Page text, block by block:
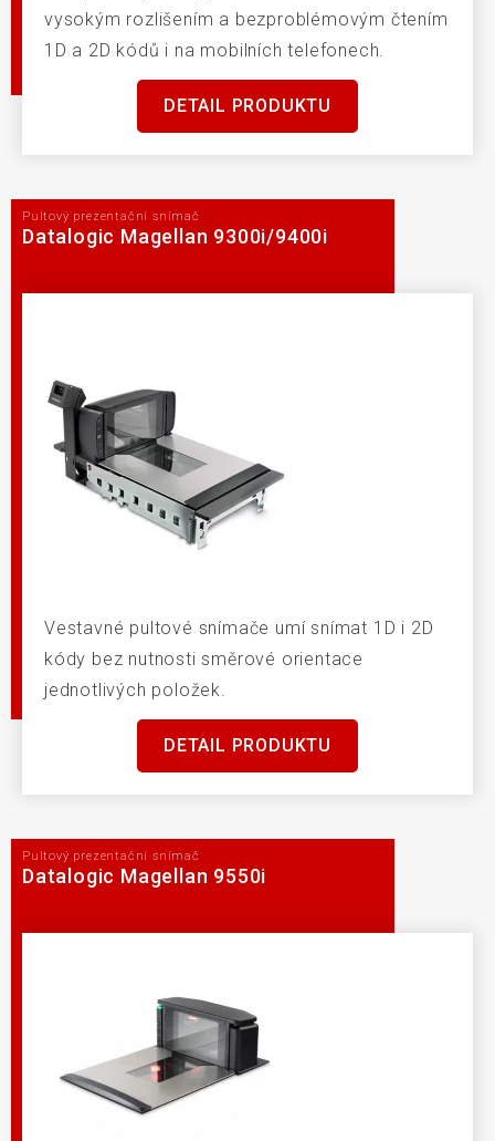
vysokým rozlišením a bezproblémovým čtením
1D a 2D kódů i na mobilních telefonech.
DETAIL PRODUKTU
Pultový prezentační snímač
Datalogic Magellan 9300i/9400i
Vestavné pultové snímače umí snímat 1D i 2D
kódy bez nutnosti směrové orientace
jednotlivých položek.
DETAIL PRODUKTU
Pultový prezentační snímač
Datalogic Magellan 9550i